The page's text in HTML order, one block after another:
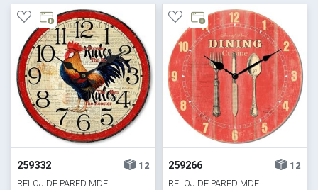
259332
12
RELOJ DE PARED MDF
259266
12
RELOJ DE PARED MDF